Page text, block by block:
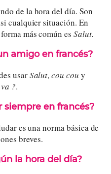
de la hora del día. Son
cualquier situación. En
más común es Salut.
amigo en francés?
usarSalut,cou cou y
?.
siempre en francés?
es una norma básica de
breves.
la hora del día?